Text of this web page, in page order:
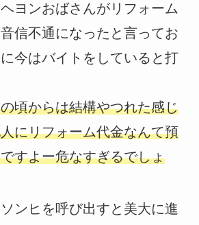
ヨンおばさんがリフォーム
信不通になったと言ってお
今はバイトをしていると打
頃からは結構やつれた感じ
にリフォーム代金なんて預
すよー危なすぎるでしょ
ンヒを呼び出すと美大に進